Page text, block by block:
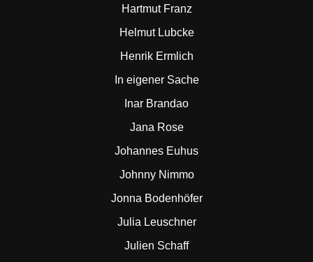
Hartmut Franz
Helmut Lubcke
Henrik Ermlich
In eigener Sache
Inar Brandao
Jana Rose
Johannes Euhus
Johnny Nimmo
Jonna Bodenhöfer
Julia Leuschner
Julien Schaff